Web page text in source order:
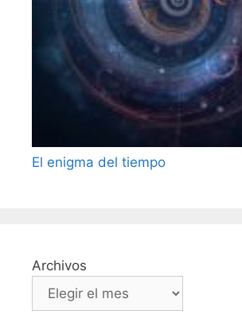
El enigma del tiempo
Archivos